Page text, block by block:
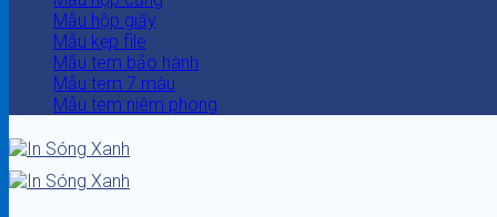
Mẫu hộp giấy
Mẫu kẹp file
Mẫu tem bảo hành
Mẫu tem 7 màu
Mẫu tem niêm phong